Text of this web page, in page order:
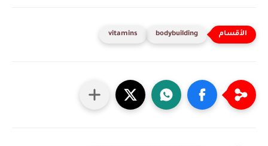
bodybuilding
vitamins